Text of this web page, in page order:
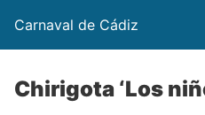
Carnaval de Cádiz
Chirigota ‘Los